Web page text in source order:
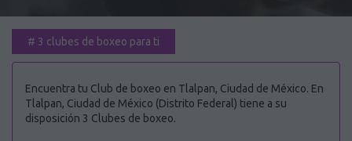
# 3 clubes de boxeo para ti
Encuentra tu Club de boxeo en Tlalpan, Ciudad de México. En
Tlalpan, Ciudad de México (Distrito Federal) tiene a su
disposición 3 Clubes de boxeo.